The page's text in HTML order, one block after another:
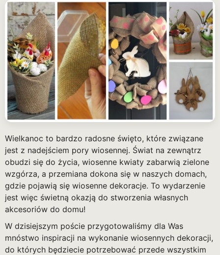
Wielkanoc to bardzo radosne święto, które związane
jest z nadejściem pory wiosennej. Świat na zewnątrz
obudzi się do życia, wiosenne kwiaty zabarwią zielone
wzgórza, a przemiana dokona się w naszych domach,
gdzie pojawią się wiosenne dekoracje. To wydarzenie
jest więc świetną okazją do stworzenia własnych
akcesoriów do domu!
W dzisiejszym poście przygotowaliśmy dla Was
mnóstwo inspiracji na wykonanie wiosennych dekoracji,
do których będziecie potrzebować przede wszystkim